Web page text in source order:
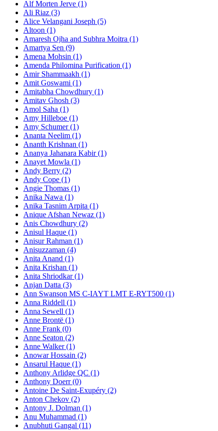
Alf Morten Jerve (1)
Ali Riaz (3)
Alice Velangani Joseph (5)
Altoon (1)
Amaresh Ojha and Subhra Moitra (1)
Amartya Sen (9)
Amena Mohsin (1)
Amenda Philomina Purification (1)
Amir Shammaakh (1)
Amit Goswami (1)
Amitabha Chowdhury (1)
Amitav Ghosh (3)
Amol Saha (1)
Amy Hilleboe (1)
Amy Schumer (1)
Ananta Neelim (1)
Ananth Krishnan (1)
Ananya Jahanara Kabir (1)
Anayet Mowla (1)
Andy Berry (2)
Andy Cope (1)
Angie Thomas (1)
Anika Nawa (1)
Anika Tasnim Arpita (1)
Anique Afshan Newaz (1)
Anis Chowdhury (2)
Anisul Haque (1)
Anisur Rahman (1)
Anisuzzaman (4)
Anita Anand (1)
Anita Krishan (1)
Anita Shriodkar (1)
Anjan Datta (3)
Ann Swanson MS C-IAYT LMT E-RYT500 (1)
Anna Riddell (1)
Anna Sewell (1)
Anne Brontë (1)
Anne Frank (0)
Anne Seaton (2)
Anne Walker (1)
Anowar Hossain (2)
Ansarul Haque (1)
Anthony Arlidge QC (1)
Anthony Doerr (0)
Antoine De Saint-Exupéry (2)
Anton Chekov (2)
Antony J. Dolman (1)
Anu Muhammad (1)
Anubhuti Gangal (11)